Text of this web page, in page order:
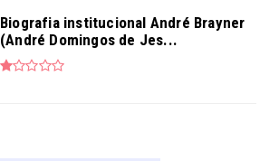
Biografia institucional André Brayner
(André Domingos de Jes...